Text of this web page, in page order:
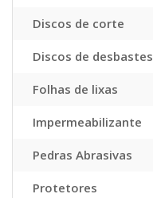
Discos de corte
Discos de desbastes
Folhas de lixas
Impermeabilizante
Pedras Abrasivas
Protetores